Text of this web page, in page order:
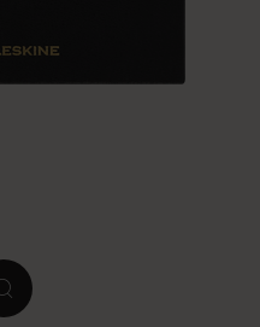
zoom.cta